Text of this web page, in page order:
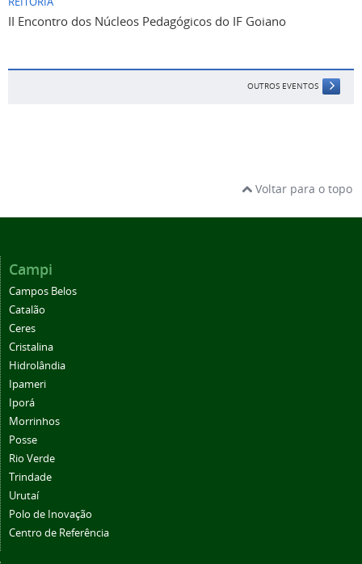
II Encontro dos Núcleos Pedagógicos do IF Goiano
OUTROS EVENTOS
Voltar para o topo
Campi
Campos Belos
Catalão
Ceres
Cristalina
Hidrolândia
Ipameri
Iporá
Morrinhos
Posse
Rio Verde
Trindade
Urutaí
Polo de Inovação
Centro de Referência